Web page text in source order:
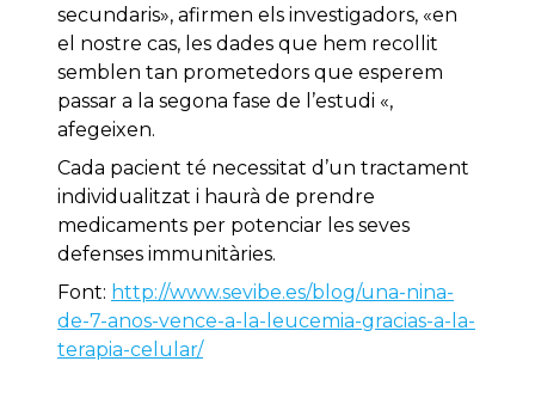
secundaris», afirmen els investigadors, «en
el nostre cas, les dades que hem recollit
semblen tan prometedors que esperem
passar a la segona fase de l’estudi «,
afegeixen.
Cada pacient té necessitat d’un tractament
individualitzat i haurà de prendre
medicaments per potenciar les seves
defenses immunitàries.
Font: http://www.sevibe.es/blog/una-nina-
de-7-anos-vence-a-la-leucemia-gracias-a-la-
terapia-celular/